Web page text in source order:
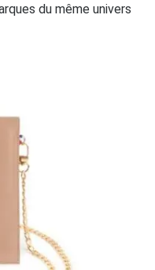
du même univers